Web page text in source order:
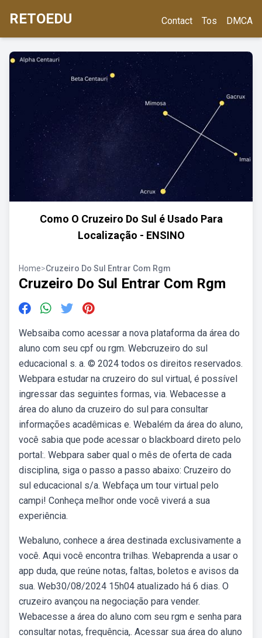
RETOEDU Contact Tos DMCA
Como O Cruzeiro Do Sul é Usado Para
Localização - ENSINO
Home>Cruzeiro Do Sul Entrar Com Rgm
Cruzeiro Do Sul Entrar Com Rgm
Websaiba como acessar a nova plataforma da área do
aluno com seu cpf ou rgm. Webcruzeiro do sul
educacional s. a. © 2024 todos os direitos reservados.
Webpara estudar na cruzeiro do sul virtual, é possível
ingressar das seguintes formas, via. Webacesse a
área do aluno da cruzeiro do sul para consultar
informações acadêmicas e. Webalém da área do aluno,
você sabia que pode acessar o blackboard direto pelo
portal:. Webpara saber qual o mês de oferta de cada
disciplina, siga o passo a passo abaixo: Cruzeiro do
sul educacional s/a. Webfaça um tour virtual pelo
campi! Conheça melhor onde você viverá a sua
experiência.
Webaluno, conhece a área destinada exclusivamente a
você. Aqui você encontra trilhas. Webaprenda a usar o
app duda, que reúne notas, faltas, boletos e avisos da
sua. Web30/08/2024 15h04 atualizado há 6 dias. O
cruzeiro avançou na negociação para vender.
Webacesse a área do aluno com seu rgm e senha para
consultar notas, frequência,. Acessar sua área do aluno